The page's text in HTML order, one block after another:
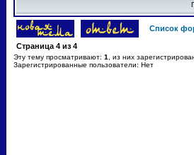
Список
Страница 4 из 4
Эту тему просматривают: 1
, из них
Зарегистрированные пользователи: Нет